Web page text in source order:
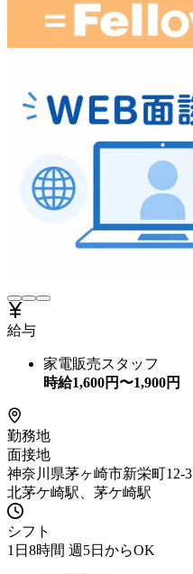
給与
家電販売スタッフ
時給1,600円〜1,900円
勤務地
面接地
神奈川県茅ヶ崎市新栄町12-3
北茅ケ崎駅、茅ケ崎駅
シフト
1日8時間 週5日からOK